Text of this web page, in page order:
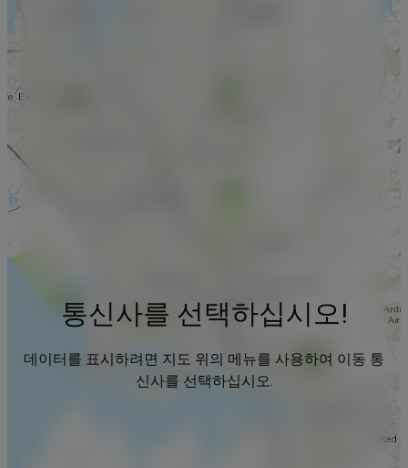
통신사를 선택하십시오!
데이터를 표시하려면 지도 위의 메뉴를 사용하여 이동 통
신사를 선택하십시오.